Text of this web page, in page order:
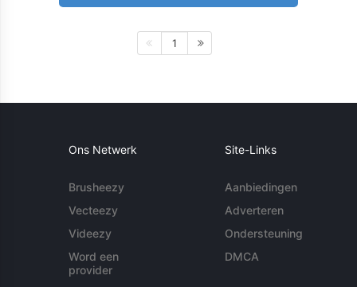
1
Ons Netwerk
Brusheezy
Vecteezy
Videezy
Word een
provider
Site-Links
Aanbiedingen
Adverteren
Ondersteuning
DMCA